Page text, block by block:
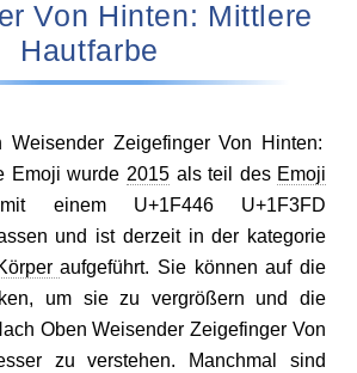
Von Hinten: Mittlere
Hautfarbe
Weisender Zeigefinger Von Hinten:
Emoji wurde 2015 als teil des Emoji
einem U+1F446 U+1F3FD
und ist derzeit in der kategorie
aufgeführt. Sie können auf die
um sie zu vergrößern und die
Oben Weisender Zeigefinger Von
zu verstehen. Manchmal sind